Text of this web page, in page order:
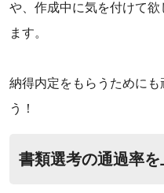
や、作成中に気を付けて
ます。
納得内定をもらうために
う！
書類選考の通過率を